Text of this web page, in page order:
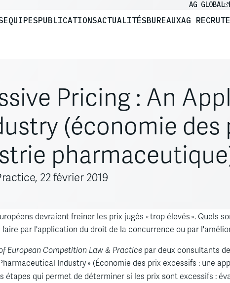
AG GLOBAL
EQUIPESPUBLICATIONSACTUALITÉSBUREAUXAG RECRUTE
Pricing : An
(économie des
22 février 2019
ou déloyaux portées par les autorités européennes
devraient freiner les prix jugés « trop élevés ». Quels
par l'application du droit de la concurrence ou par
European Competition Law & Practice par deux consultants
Industry » (Économie des prix excessifs : une
étapes qui permet de déterminer si les prix sont excessifs :